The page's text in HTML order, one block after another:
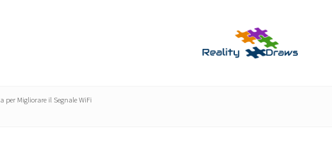
per Migliorare il Segnale WiFi